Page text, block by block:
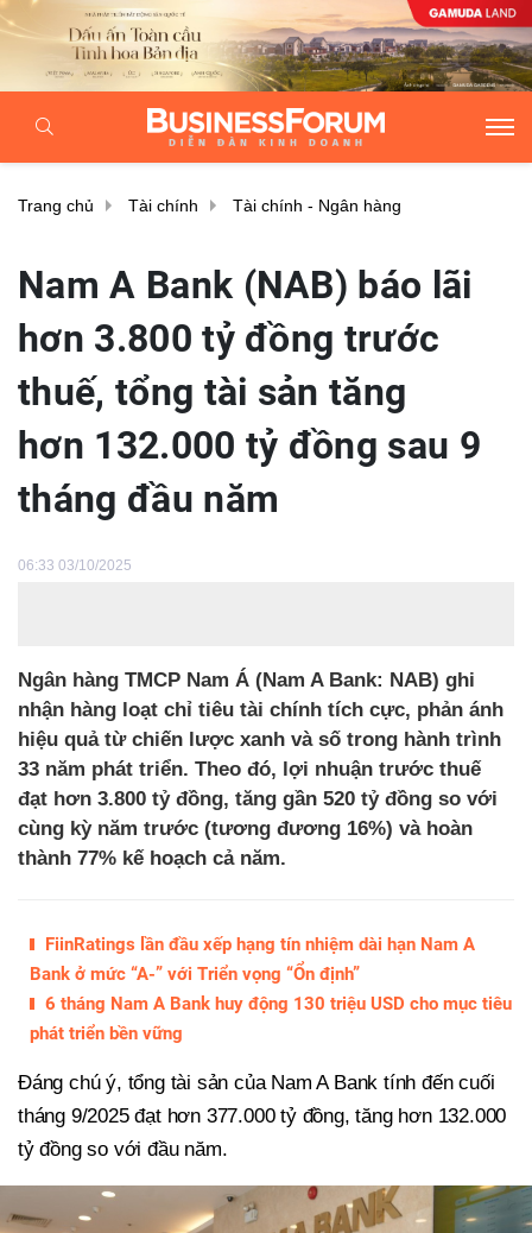
Trang chủ Tài chính Tài chính - Ngân hàng
Nam A Bank (NAB) báo lãi
hơn 3.800 tỷ đồng trước
thuế, tổng tài sản tăng
hơn 132.000 tỷ đồng sau 9
tháng đầu năm
06:33 03/10/2025
Ngân hàng TMCP Nam Á (Nam A Bank: NAB) ghi
nhận hàng loạt chỉ tiêu tài chính tích cực, phản ánh
hiệu quả từ chiến lược xanh và số trong hành trình
33 năm phát triển. Theo đó, lợi nhuận trước thuế
đạt hơn 3.800 tỷ đồng, tăng gần 520 tỷ đồng so với
cùng kỳ năm trước (tương đương 16%) và hoàn
thành 77% kế hoạch cả năm.
FiinRatings lần đầu xếp hạng tín nhiệm dài hạn Nam A
Bank ở mức “A-” với Triển vọng “Ổn định”
6 tháng Nam A Bank huy động 130 triệu USD cho mục tiêu
phát triển bền vững
Đáng chú ý, tổng tài sản của Nam A Bank tính đến cuối
tháng 9/2025 đạt hơn 377.000 tỷ đồng, tăng hơn 132.000
tỷ đồng so với đầu năm.